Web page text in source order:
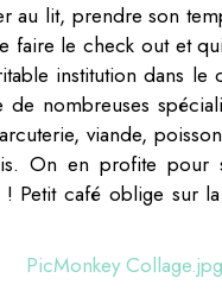
au lit, prendre son
faire le check out et
institution dans le
nombreuses
viande,
On en profite pour
Petit café oblige sur